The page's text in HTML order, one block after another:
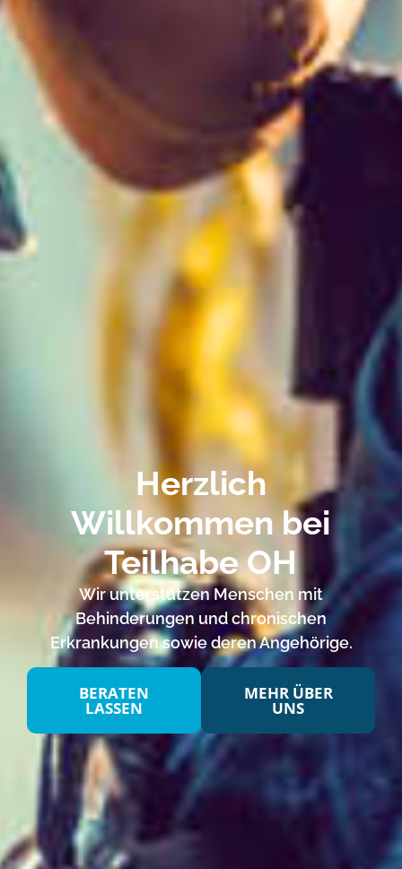
Herzlich
Willkommen bei
Teilhabe OH
Wir unterstützen Menschen mit
Behinderungen und chronischen
Erkrankungen sowie deren Angehörige.
BERATEN
LASSEN
MEHR ÜBER
UNS